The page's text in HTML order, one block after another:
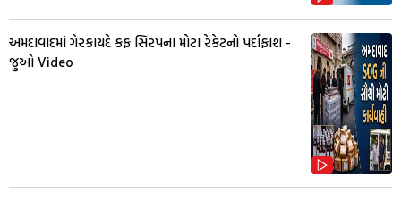
અમદાવાદમાં ગેરકાયદે કફ સિરપના મોટા રેકેટનો પર્દાફાશ -
જુઓ Video